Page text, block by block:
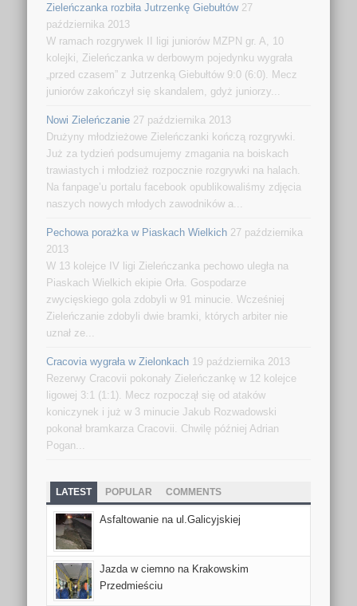
Zieleńczanka rozbiła Jutrzenkę Giebułtów 27
października 2013
W ramach rozgrywek II ligi juniorów MZPN gr. A, 10
kolejki, Zieleńczanka w derbowym pojedynku wygrała
„przed czasem” z Jutrzenką Giebułtów 9:0 (6:0). Mecz
juniorów zakończył się skandalem, gdyż juniorzy...
Nowi Zieleńczanie 27 października 2013
Drużyny młodzieżowe Zieleńczanki kończą rozgrywki.
Już za tydzień podsumujemy zmagania na boiskach
trawiastych i młodzież rozpocznie rozgrywki na halach.
Na fanpage’u portalu facebook opublikowaliśmy zdjęcia
naszych nowych młodych zawodników a...
Pechowa porażka w Piaskach Wielkich 27 października
2013
W 13 kolejce IV ligi Zieleńczanka pechowo uległa na
Piaskach Wielkich ekipie Orła. Gospodarze
zwycięskiego gola zdobyli w 91 minucie. Wcześniej
Zieleńczanie zdobyli dwie bramki, których arbiter nie
uznał ze...
Cracovia wygrała w Zielonkach 19 października 2013
Rezerwy Cracovii pokonały Zieleńczankę w 12 kolejce
ligowej 3:1 (1:1). Mecz rozpoczął się od ataków
koniczynek i już w 3 minucie Jakub Rozwadowski
pokonał bramkarza Cracovii. Chwilę później Adrian
Pogan...
LATEST POPULAR COMMENTS
Asfaltowanie na ul.Galicyjskiej
Jazda w ciemno na Krakowskim
Przedmieściu